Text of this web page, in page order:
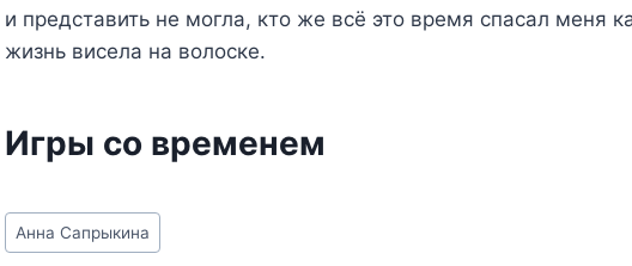
и представить не могла, кто же всё это время спасал меня
жизнь висела на волоске.
Игры со временем
Метки
записи:
Анна Сапрыкина